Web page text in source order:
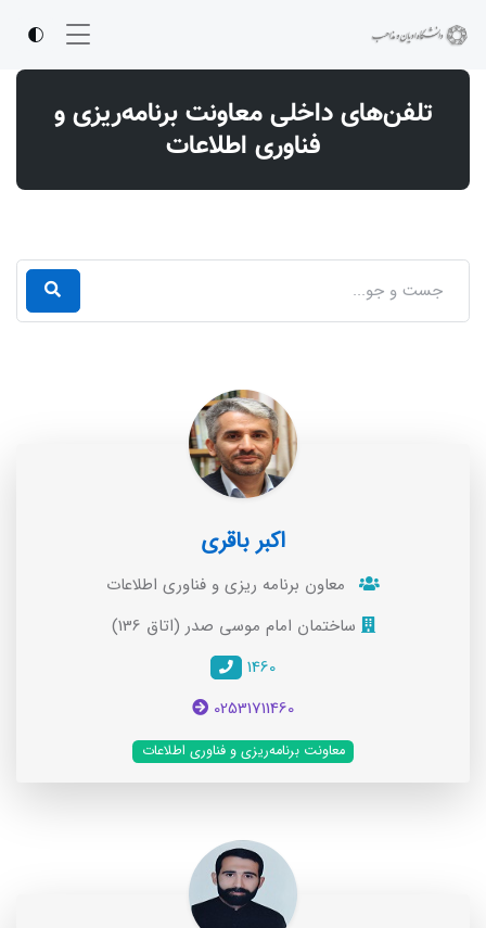
تلفن‌های داخلی معاونت برنامه‌ریزی و
فناوری اطلاعات
اکبر باقری
معاون برنامه ریزی و فناوری اطلاعات
ساختمان امام موسی صدر (اتاق 136)
1460
02531711460
معاونت برنامه‌ریزی و فناوری اطلاعات